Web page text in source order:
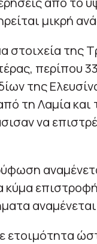
μικρή
της
περίπου
της
τη Λαμία και
να
κύμα
ετοιμότητα